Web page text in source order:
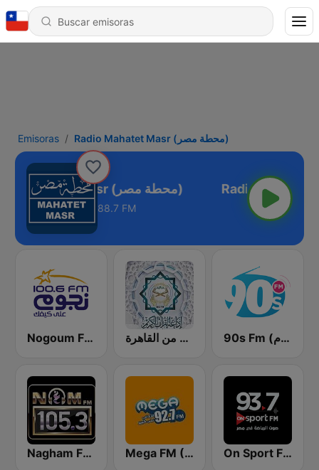
Emisoras Radio Mahatet Masr (محطة مصر)
Radio Mahatet Masr (محطة مصر)
88.7 FM
Nogoum FM 100.6 (نجوم فم) إذاعة القرآن الكريم من القاهرة 90s Fm (تسعينات اف ام)
Nagham FM 105.3 (نغم إف إم) Mega FM (ميجا إف إم) On Sport FM